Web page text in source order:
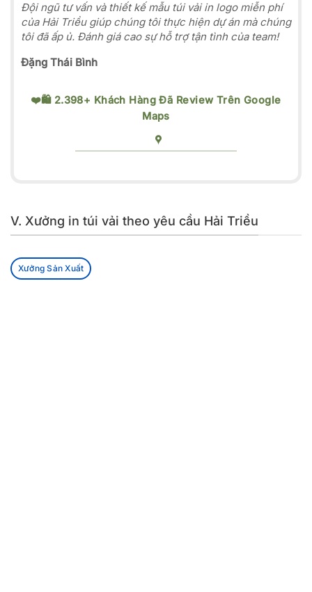
Đội ngũ tư vấn và thiết kế mẫu túi vải in logo miễn phí
của Hải Triều giúp chúng tôi thực hiện dự án mà chúng
tôi đã ấp ủ. Đánh giá cao sự hỗ trợ tận tình của team!
Đặng Thái Bình
❤️🛍️ 2.398+ Khách Hàng Đã Review Trên Google
Maps
V. Xưởng in túi vải theo yêu cầu Hải Triều
Xưởng Sản Xuất